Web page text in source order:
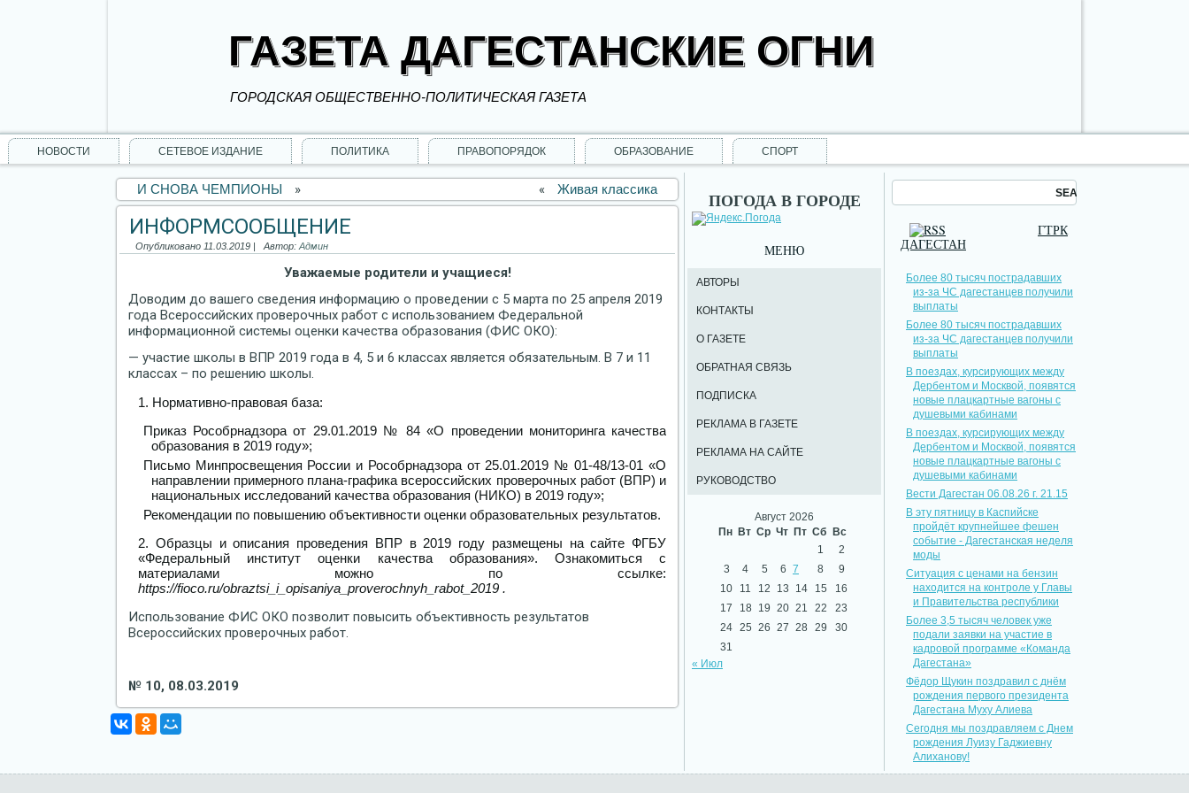
ГАЗЕТА ДАГЕСТАНСКИЕ ОГНИ
ГОРОДСКАЯ ОБЩЕСТВЕННО-ПОЛИТИЧЕСКАЯ ГАЗЕТА
НОВОСТИ СЕТЕВОЕ ИЗДАНИЕ ПОЛИТИКА ПРАВОПОРЯДОК ОБРАЗОВАНИЕ СПОРТ
И СНОВА ЧЕМПИОНЫ » « Живая классика
ИНФОРМСООБЩЕНИЕ
Опубликовано 11.03.2019 | Автор: Админ
Уважаемые родители и учащиеся!
Доводим до вашего сведения информацию о проведении с 5 марта по 25 апреля 2019
года Всероссийских проверочных работ с использованием Федеральной
информационной системы оценки качества образования (ФИС ОКО):
— участие школы в ВПР 2019 года в 4, 5 и 6 классах является обязательным. В 7 и 11
классах – по решению школы.
Нормативно-правовая база:
Приказ Рособрнадзора от 29.01.2019 № 84 «О проведении мониторинга качества
образования в 2019 году»;
Письмо Минпросвещения России и Рособрнадзора от 25.01.2019 № 01-48/13-01 «О
направлении примерного плана-графика всероссийских проверочных работ (ВПР) и
национальных исследований качества образования (НИКО) в 2019 году»;
Рекомендации по повышению объективности оценки образовательных результатов.
Образцы и описания проведения ВПР в 2019 году размещены на сайте ФГБУ
«Федеральный институт оценки качества образования». Ознакомиться с
материалами можно по ссылке:
https://fioco.ru/obraztsi_i_opisaniya_proverochnyh_rabot_2019 .
Использование ФИС ОКО позволит повысить объективность результатов
Всероссийских проверочных работ.
№ 10, 08.03.2019
ПОГОДА В ГОРОДЕ
МЕНЮ
АВТОРЫ
КОНТАКТЫ
О ГАЗЕТЕ
ОБРАТНАЯ СВЯЗЬ
ПОДПИСКА
РЕКЛАМА В ГАЗЕТЕ
РЕКЛАМА НА САЙТЕ
РУКОВОДСТВО
Август 2026
Пн Вт Ср Чт Пт Сб
Вс
1
2
3
4 5 6 7 8
9
10
11 12 13 14 15
16
17
18 19 20 21 22
23
24 25 26 27 28 29
30
31
« Июл
ГТРК
ДАГЕСТАН
Более 80 тысяч пострадавших
из-за ЧС дагестанцев получили
выплаты
Более 80 тысяч пострадавших
из-за ЧС дагестанцев получили
выплаты
В поездах, курсирующих между
Дербентом и Москвой, появятся
новые плацкартные вагоны с
душевыми кабинами
В поездах, курсирующих между
Дербентом и Москвой, появятся
новые плацкартные вагоны с
душевыми кабинами
Вести Дагестан 06.08.26 г. 21.15
В эту пятницу в Каспийске
пройдёт крупнейшее фешен
событие - Дагестанская неделя
моды
Ситуация с ценами на бензин
находится на контроле у Главы
и Правительства республики
Более 3,5 тысяч человек уже
подали заявки на участие в
кадровой программе «Команда
Дагестана»
Фёдор Щукин поздравил с днём
рождения первого президента
Дагестана Муху Алиева
Сегодня мы поздравляем с Днем
рождения Луизу Гаджиевну
Алиханову!